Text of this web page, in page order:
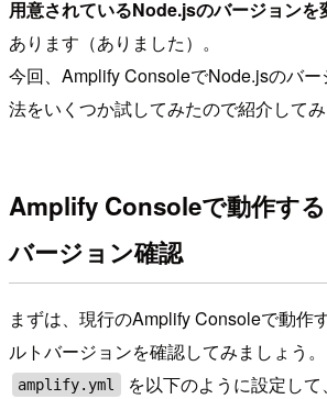
用意されているNode.jsのバージョンを
あります（ありました）。
今回、Amplify ConsoleでNode.jsのバ
法をいくつか試してみたので紹介してみ
Amplify Consoleで動作す
バージョン確認
まずは、現行のAmplify Consoleで動作
ルトバージョンを確認してみましょう。
amplify.yml
を以下のように設定し